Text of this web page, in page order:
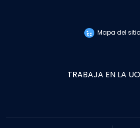
Mapa del sitio
TRABAJA EN LA